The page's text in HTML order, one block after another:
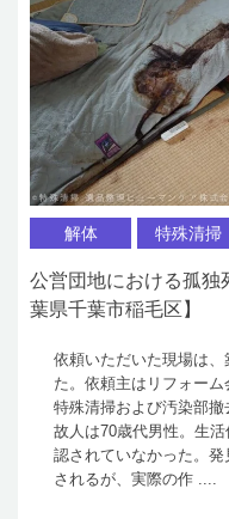
解体 特殊清掃
公営団地における孤
葉県千葉市稲毛区】
依頼いただいた現場は
た。依頼主はリフォー
特殊清掃および汚染部撤
故人は70歳代男性。生
認されていなかった。
されるが、実際の作 ....